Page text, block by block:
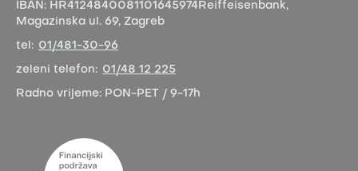
IBAN: HR4124840081101645974 Reiffeisenbank,
Magazinska ul. 69, Zagreb
tel: 01/481-30-96
zeleni telefon: 01/48 12 225
Radno vrijeme: PON-PET / 9-17h